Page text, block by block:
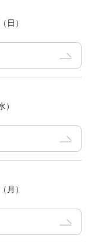
日）
月）